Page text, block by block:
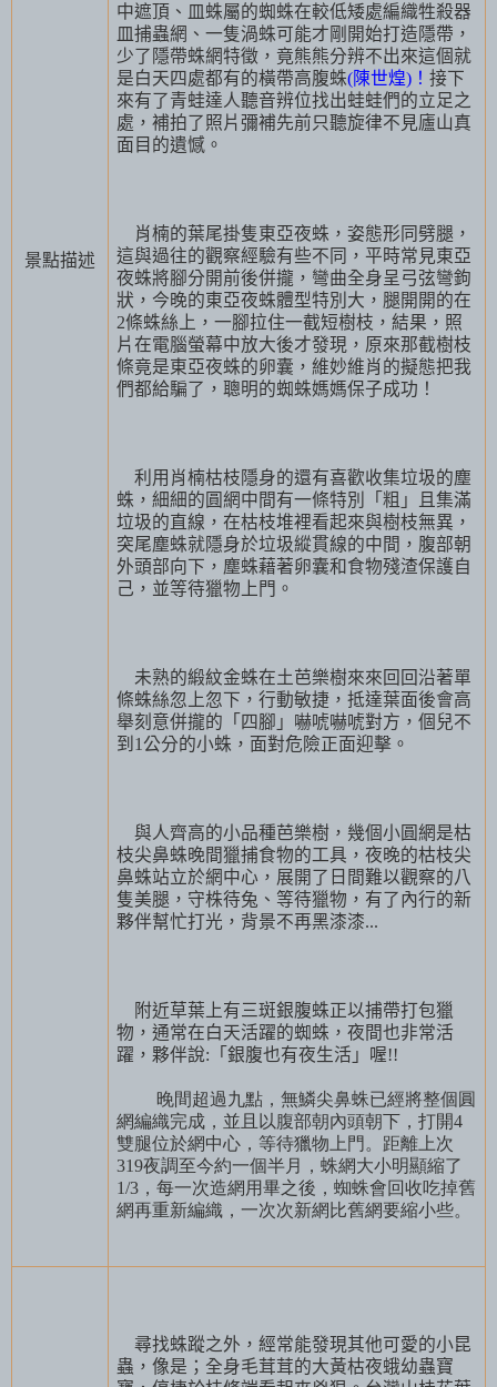
景點描述
中遮頂、皿蛛屬的蜘蛛在較低矮處編織牲殺器
皿捕蟲網、一隻渦蛛可能才剛開始打造隱帶，
少了隱帶蛛網特徵，竟熊熊分辨不出來這個就
是白天四處都有的橫帶高腹蛛(陳世煌)！接下
來有了青蛙達人聽音辨位找出蛙蛙們的立足之
處，補拍了照片彌補先前只聽旋律不見廬山真
面目的遺憾。
肖楠的葉尾掛隻東亞夜蛛，姿態形同劈腿，
這與過往的觀察經驗有些不同，平時常見東亞
夜蛛將腳分開前後併攏，彎曲全身呈弓弦彎鉤
狀，今晚的東亞夜蛛體型特別大，腿開開的在
2條蛛絲上，一腳拉住一截短樹枝，結果，照
片在電腦螢幕中放大後才發現，原來那截樹枝
條竟是東亞夜蛛的卵囊，維妙維肖的擬態把我
們都給騙了，聰明的蜘蛛媽媽保子成功！
利用肖楠枯枝隱身的還有喜歡收集垃圾的塵
蛛，細細的圓網中間有一條特別「粗」且集滿
垃圾的直線，在枯枝堆裡看起來與樹枝無異，
突尾塵蛛就隱身於垃圾縱貫線的中間，腹部朝
外頭部向下，塵蛛藉著卵囊和食物殘渣保護自
己，並等待獵物上門。
未熟的緞紋金蛛在土芭樂樹來來回回沿著單
條蛛絲忽上忽下，行動敏捷，抵達葉面後會高
舉刻意併攏的「四腳」嚇唬嚇唬對方，個兒不
到 1公分的小蛛，面對危險正面迎擊。
與人齊高的小品種芭樂樹，幾個小圓網是枯
枝尖鼻蛛晚間獵捕食物的工具，夜晚的枯枝尖
鼻蛛站立於網中心，展開了日間難以觀察的八
隻美腿，守株待兔、等待獵物，有了內行的新
夥伴幫忙打光，背景不再黑漆漆...
附近草葉上有三斑銀腹蛛正以捕帶打包獵
物，通常在白天活躍的蜘蛛，夜間也非常活
躍，夥伴說: 「銀腹也有夜生活」喔!!
晚間超過九點，無鱗尖鼻蛛已經將整個圓
網編織完成，並且以腹部朝內頭朝下，打開4
雙腿位於網中心，等待獵物上門。距離上次
319夜調至今約一個半月，蛛網大小明顯縮了
1/3，每一次造網用畢之後，蜘蛛會回收吃掉舊
網再重新編織，一次次新網比舊網要縮小些。
尋找蛛蹤之外，經常能發現其他可愛的小昆
蟲，像是；全身毛茸茸的大黃枯夜蛾幼蟲寶